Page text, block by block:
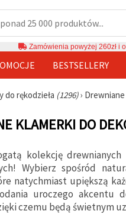
Zamówienia powyżej 260zł i
BESTSELLERY
do rękodzieła (1296)›
KLAMERKI DO
kolekcję
Wybierz spośród
natychmiast upiększą
uroczego akcentu
czemu będą świetnym